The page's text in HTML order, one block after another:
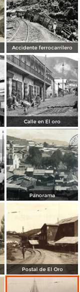
Accidente ferrocarrilero
Calle en El oro
Panorama
Postal de El Oro